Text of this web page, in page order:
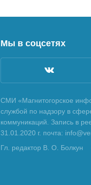
Мы в соцсетях
СМИ «Магнитогорское
службой по надзору в
коммуникаций. Запись в
31.01.2020 г. почта:
Гл. редактор В. О. Болкун